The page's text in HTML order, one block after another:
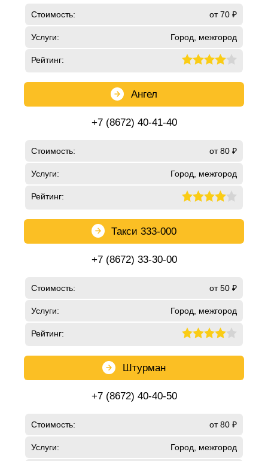
Стоимость: от 70 ₽
Услуги: Город, межгород
Рейтинг:
Ангел
+7 (8672) 40-41-40
Стоимость: от 80 ₽
Услуги: Город, межгород
Рейтинг:
Такси 333-000
+7 (8672) 33-30-00
Стоимость: от 50 ₽
Услуги: Город, межгород
Рейтинг:
Штурман
+7 (8672) 40-40-50
Стоимость: от 80 ₽
Услуги: Город, межгород